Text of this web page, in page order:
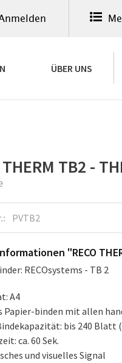
ÜBER UNS
THERM TB2 -
PVTB2
"RECO
RECOsystems - TB 2
A4
Papier-binden mit allen
bis 240 Blatt
ca. 60 Sek.
und visuelles Signal